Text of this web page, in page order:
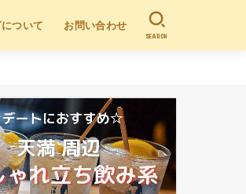
ついて お問い合わせ
SEARCH